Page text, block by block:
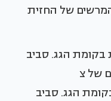
של החזית
הגג. סביב